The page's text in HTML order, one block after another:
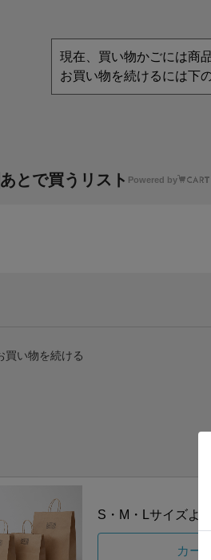
現在、買い物かごには商
お買い物を続けるには下
あとで買うリスト Powered by
S・M・Lサイズよ
カー